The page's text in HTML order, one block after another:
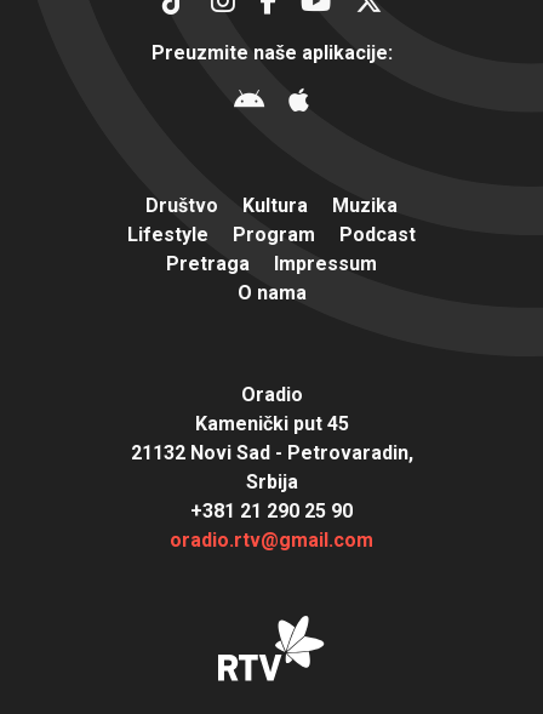
Preuzmite naše aplikacije:
Društvo Kultura
Muzika
Lifestyle
Program
Podcast
Pretraga
Impressum
O nama
Oradio
Kamenički put 45
21132 Novi Sad - Petrovaradin,
Srbija
+381 21 290 25 90
oradio.rtv@gmail.com